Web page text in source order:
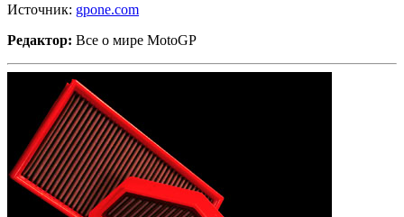
Источник: gpone.com
Редактор: Все о мире MotoGP